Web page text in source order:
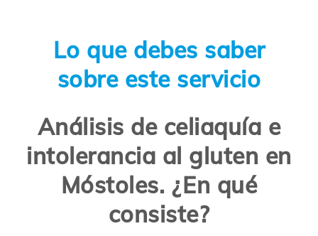
Lo que debes saber
sobre este servicio
Análisis de celiaquía e
intolerancia al gluten en
Móstoles. ¿En qué
consiste?